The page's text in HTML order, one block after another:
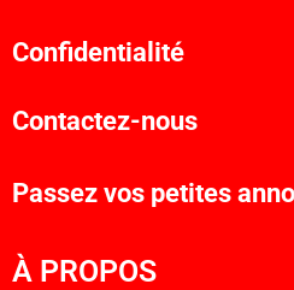
Confidentialité
Contactez-nous
Passez vos petites
À PROPOS